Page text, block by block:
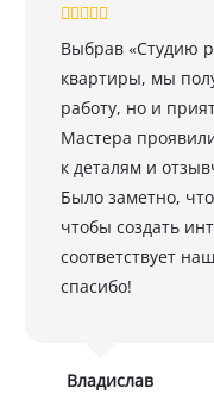
Выбрав «Студию
квартиры, мы
работу, но и
Мастера
к деталям и
Было заметно,
чтобы создать
соответствует
спасибо!
Владислав